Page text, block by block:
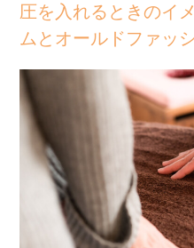
圧を入れるときのイ
ムとオールドファッ